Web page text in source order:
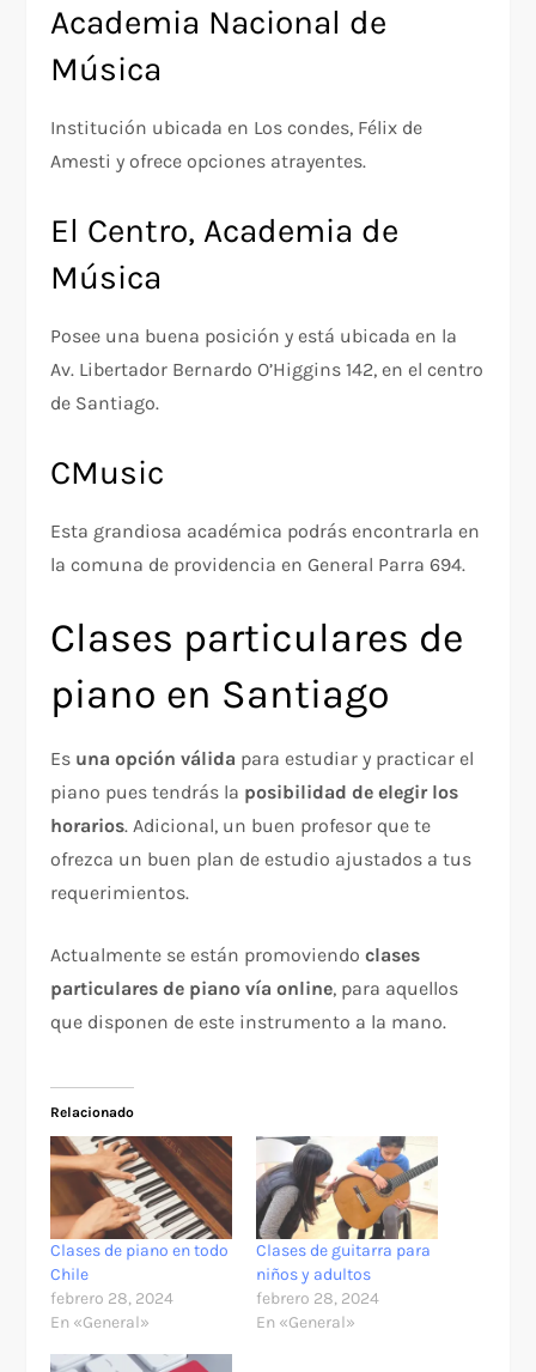
Academia Nacional de
Música
Institución ubicada en Los condes, Félix de
Amesti y ofrece opciones atrayentes.
El Centro, Academia de
Música
Posee una buena posición y está ubicada en la
Av. Libertador Bernardo O’Higgins 142, en el centro
de Santiago.
CMusic
Esta grandiosa académica podrás encontrarla en
la comuna de providencia en General Parra 694.
Clases particulares de
piano en Santiago
Es una opción válida para estudiar y practicar el
piano pues tendrás la posibilidad de elegir los
horarios. Adicional, un buen profesor que te
ofrezca un buen plan de estudio ajustados a tus
requerimientos.
Actualmente se están promoviendoclases
particulares de piano vía online, para aquellos
que disponen de este instrumento a la mano.
Relacionado
Clases de piano en todo
Chile
febrero 28, 2024
En «General»
Clases de guitarra para
niños y adultos
febrero 28, 2024
En «General»